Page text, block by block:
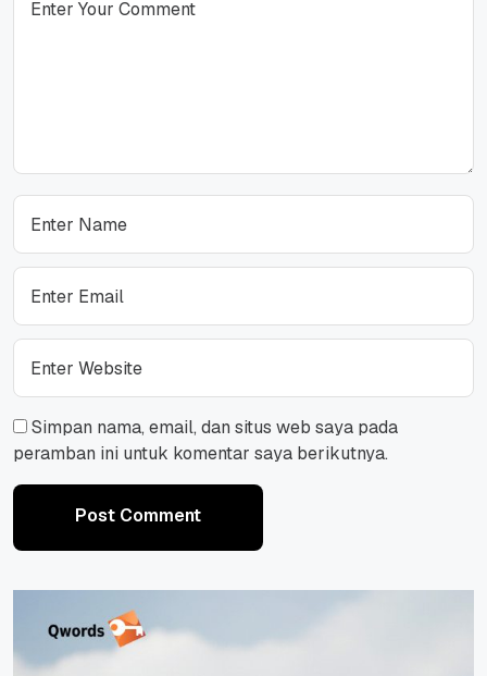
Simpan nama, email, dan situs web saya pada
peramban ini untuk komentar saya berikutnya.
Post Comment